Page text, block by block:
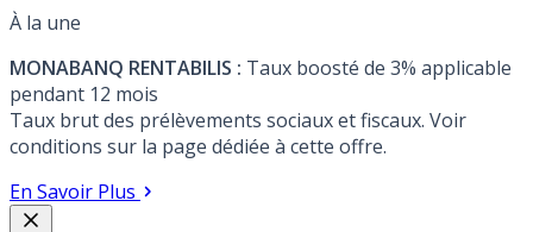
À la une
MONABANQ RENTABILIS : Taux boosté de 3% applicable
pendant 12 mois
Taux brut des prélèvements sociaux et fiscaux. Voir
conditions sur la page dédiée à cette offre.
En Savoir Plus